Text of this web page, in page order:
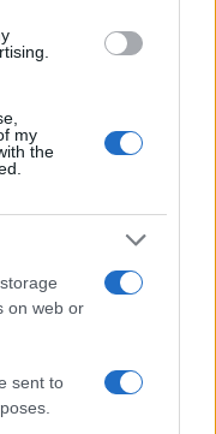
my
the
on web or
sent to